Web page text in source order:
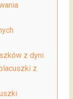
z dyni
z